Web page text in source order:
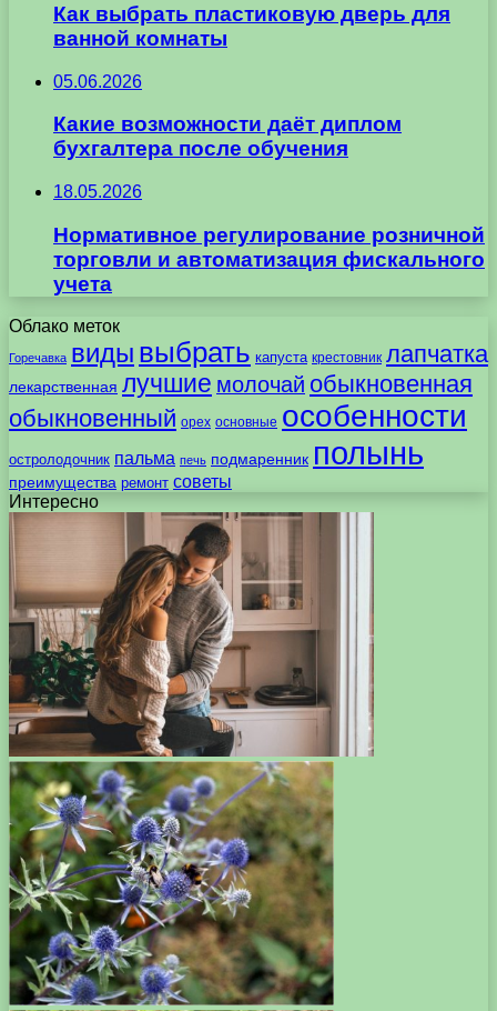
Как выбрать пластиковую дверь для
ванной комнаты
05.06.2026
Какие возможности даёт диплом
бухгалтера после обучения
18.05.2026
Нормативное регулирование розничной
торговли и автоматизация фискального
учета
Облако меток
Горечавка виды выбрать капуста крестовник лапчатка
лекарственная лучшие молочай обыкновенная
обыкновенный орех основные особенности
остролодочник пальма печь подмаренник полынь
преимущества ремонт советы
Интересно